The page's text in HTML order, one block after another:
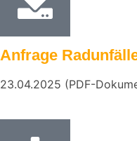
Anfrage
23.04.2025 (PDF-